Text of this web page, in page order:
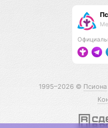
1995–2026 © Псиона